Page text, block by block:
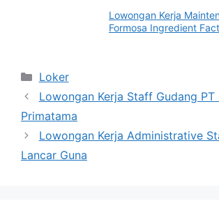
Lowongan Kerja
Formosa Ingredient
Categories
Loker
Lowongan Kerja Staff Gudang
Primatama
Lowongan Kerja Administrative
Lancar Guna